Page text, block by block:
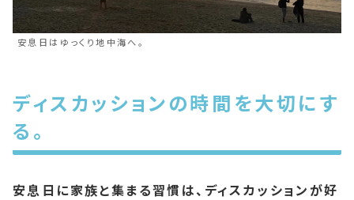
安息日はゆっくり地中海へ。
ディスカッションの時間を大切にす
る。
安息日に家族と集まる習慣は、ディスカッションが好